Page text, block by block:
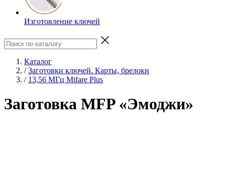
Изготовление ключей
Каталог
/ Заготовки ключей. Карты, брелоки
/ 13,56 МГц Mifare Plus
Заготовка MFP «Эмоджи»